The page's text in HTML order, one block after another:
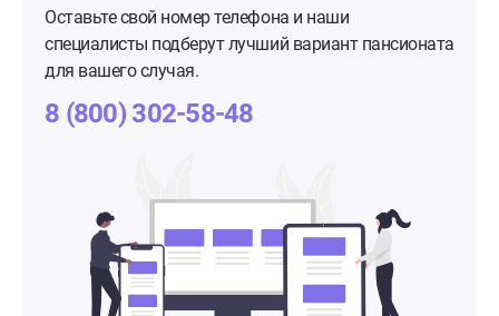
Оставьте свой номер телефона и наши
специалисты подберут лучший вариант пансионата
для вашего случая.
8 (800) 302-58-48